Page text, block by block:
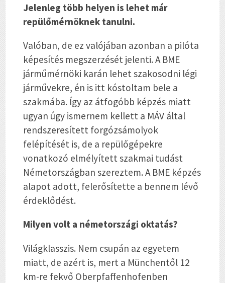
Jelenleg több helyen is lehet már
repülőmérnöknek tanulni.
Valóban, de ez valójában azonban a pilóta
képesítés megszerzését jelenti. A BME
járműmérnöki karán lehet szakosodni légi
járművekre, én is itt kóstoltam bele a
szakmába. Így az átfogóbb képzés miatt
ugyan úgy ismernem kellett a MÁV által
rendszeresített forgózsámolyok
felépítését is, de a repülőgépekre
vonatkozó elmélyített szakmai tudást
Németországban szereztem. A BME képzés
alapot adott, felerősítette a bennem lévő
érdeklődést.
Milyen volt a németországi oktatás?
Világklasszis. Nem csupán az egyetem
miatt, de azért is, mert a Münchentől 12
km-re fekvő Oberpfaffenhofenben